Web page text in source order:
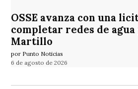
OSSE avanza con una
completar redes de agua
Martillo
por Punto Noticias
6 de agosto de 2026